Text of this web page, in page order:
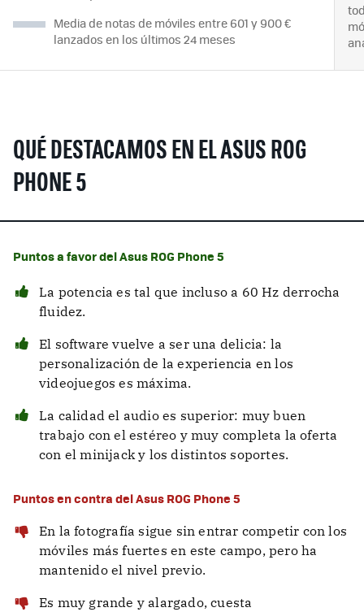
Media de notas de móviles entre 601 y 900 €
lanzados en los últimos 24 meses
QUÉ DESTACAMOS EN EL ASUS ROG
PHONE 5
Puntos a favor del Asus ROG Phone 5
La potencia es tal que incluso a 60 Hz derrocha
fluidez.
El software vuelve a ser una delicia: la
personalización de la experiencia en los
videojuegos es máxima.
La calidad el audio es superior: muy buen
trabajo con el estéreo y muy completa la oferta
con el minijack y los distintos soportes.
Puntos en contra del Asus ROG Phone 5
En la fotografía sigue sin entrar competir con los
móviles más fuertes en este campo, pero ha
mantenido el nivel previo.
Es muy grande y alargado, cuesta